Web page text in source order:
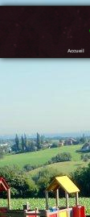
Accueil